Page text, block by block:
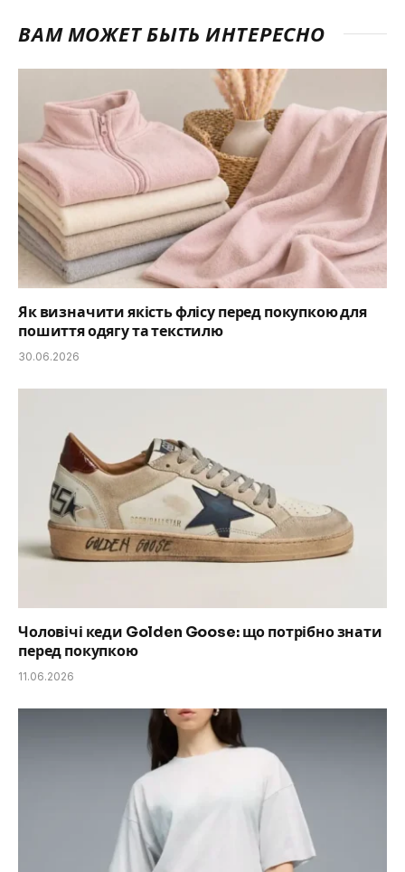
ВАМ МОЖЕТ БЫТЬ ИНТЕРЕСНО
Як визначити якість флісу перед покупкою для
пошиття одягу та текстилю
30.06.2026
Чоловічі кеди Golden Goose: що потрібно знати
перед покупкою
11.06.2026